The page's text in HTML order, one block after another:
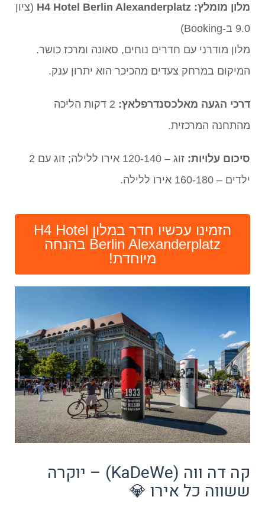
מלון מומלץ: H4 Hotel Berlin Alexanderplatz (ציון
9.0 ב-Booking)
מלון מודרני עם חדרים נוחים, סאונה ומרכז כושר.
המיקום במרחק צעדים מהכיכר הוא יתרון ענק.
דרכי הגעה מאלכסנדרפלאץ:
2 דקות הליכה
מהתחנה המרכזית.
סיכום עלויות:
זוג – 120-140 אירו ללילה; זוג עם 2
ילדים – 160-180 אירו ללילה.
הזמינו עכשיו חדר במלון H4 Hotel
Berlin Alexanderplatz בהנחה
מיוחדת!
קה דה ווה (KaDeWe) – יוקרה
ששווה כל אירו 💎